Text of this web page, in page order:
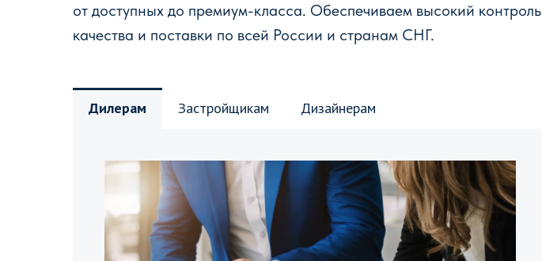
от доступных до премиум-класса. Обеспечиваем высокий контроль
качества и поставки по всей России и странам СНГ.
Дилерам Застройщикам Дизайнерам